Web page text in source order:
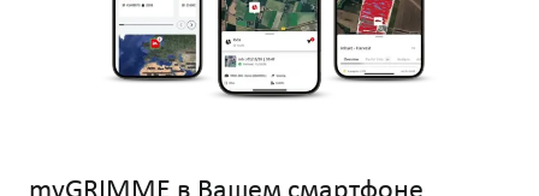
myGRIMME в Вашем смартфоне